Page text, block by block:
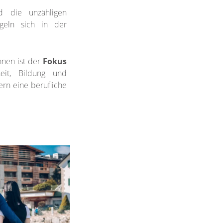
die unzähligen
sich in der
ist der Fokus
Bildung und
eine berufliche